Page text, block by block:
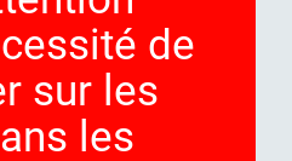
de
sur les
les